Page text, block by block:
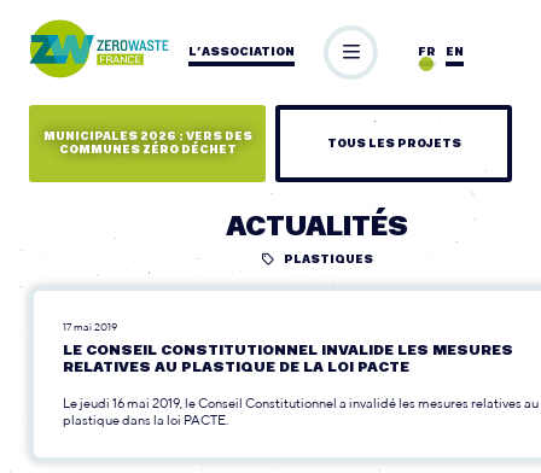
L’ASSOCIATION EN
FR
MUNICIPALES 2026 : VERS DES
COMMUNES ZÉRO DÉCHET
TOUS LES PROJETS
ACTUALITÉS
PLASTIQUES
17 mai 2019
LE CONSEIL CONSTITUTIONNEL INVALIDE LES MESURES
RELATIVES AU PLASTIQUE DE LA LOI PACTE
Le jeudi 16 mai 2019, le Conseil Constitutionnel a invalidé les mesures relatives au
plastique dans la loi PACTE.